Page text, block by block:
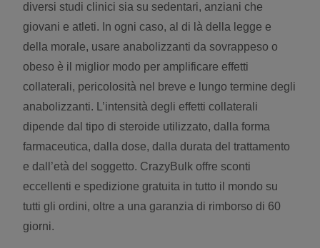
diversi studi clinici sia su sedentari, anziani che
giovani e atleti. In ogni caso, al di là della legge e
della morale, usare anabolizzanti da sovrappeso o
obeso è il miglior modo per amplificare effetti
collaterali, pericolosità nel breve e lungo termine degli
anabolizzanti. L’intensità degli effetti collaterali
dipende dal tipo di steroide utilizzato, dalla forma
farmaceutica, dalla dose, dalla durata del trattamento
e dall’età del soggetto. CrazyBulk offre sconti
eccellenti e spedizione gratuita in tutto il mondo su
tutti gli ordini, oltre a una garanzia di rimborso di 60
giorni.